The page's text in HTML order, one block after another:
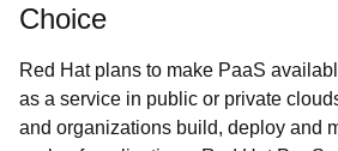
Choice
Red Hat plans to make PaaS
as a service in public or private
and organizations build, deploy and